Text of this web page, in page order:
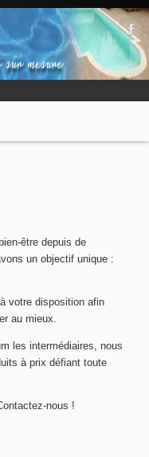
être depuis de
un objectif unique :
votre disposition afin
au mieux.
les intermédiaires, nous
à prix défiant toute
nous !